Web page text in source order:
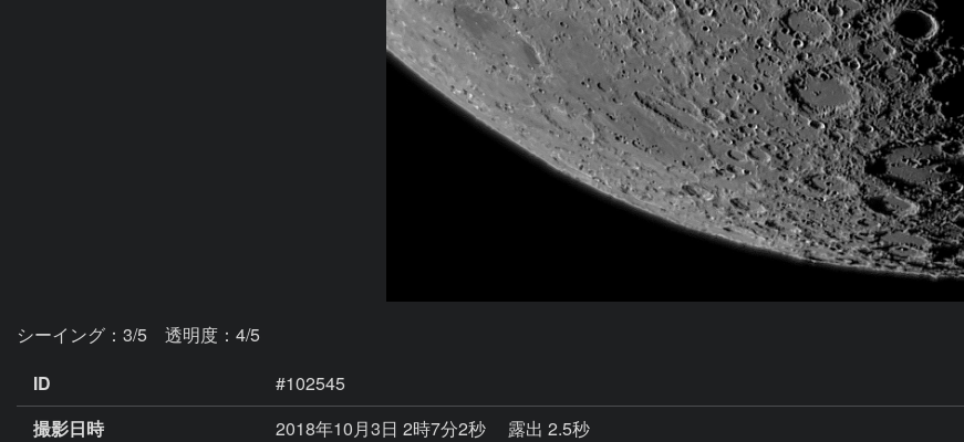
シーイング：3/5　透明度：4/5
ID
#102545
撮影日時
2018年10月3日 2時7分2秒
露出 2.5秒